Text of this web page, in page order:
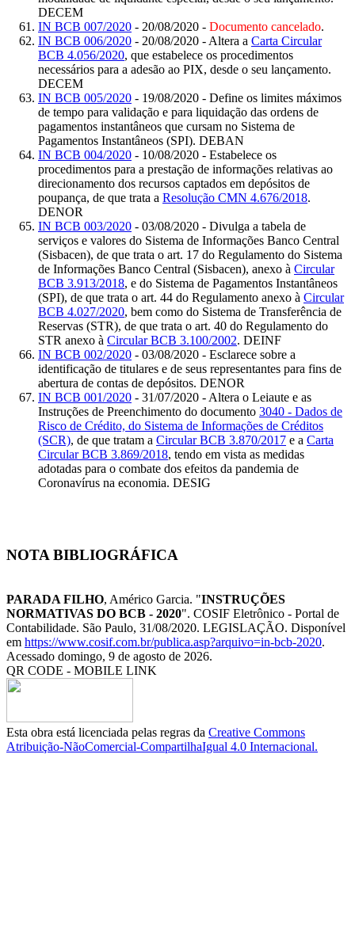
DECEM
IN BCB 007/2020 - 20/08/2020 - Documento cancelado.
IN BCB 006/2020 - 20/08/2020 - Altera a Carta Circular
BCB 4.056/2020, que estabelece os procedimentos
necessários para a adesão ao PIX, desde o seu lançamento.
DECEM
IN BCB 005/2020 - 19/08/2020 - Define os limites máximos
de tempo para validação e para liquidação das ordens de
pagamentos instantâneos que cursam no Sistema de
Pagamentos Instantâneos (SPI). DEBAN
IN BCB 004/2020 - 10/08/2020 - Estabelece os
procedimentos para a prestação de informações relativas ao
direcionamento dos recursos captados em depósitos de
poupança, de que trata a Resolução CMN 4.676/2018.
DENOR
IN BCB 003/2020 - 03/08/2020 - Divulga a tabela de
serviços e valores do Sistema de Informações Banco Central
(Sisbacen), de que trata o art. 17 do Regulamento do Sistema
de Informações Banco Central (Sisbacen), anexo à Circular
BCB 3.913/2018, e do Sistema de Pagamentos Instantâneos
(SPI), de que trata o art. 44 do Regulamento anexo à Circular
BCB 4.027/2020, bem como do Sistema de Transferência de
Reservas (STR), de que trata o art. 40 do Regulamento do
STR anexo à Circular BCB 3.100/2002. DEINF
IN BCB 002/2020 - 03/08/2020 - Esclarece sobre a
identificação de titulares e de seus representantes para fins de
abertura de contas de depósitos. DENOR
IN BCB 001/2020 - 31/07/2020 - Altera o Leiaute e as
Instruções de Preenchimento do documento 3040 - Dados de
Risco de Crédito, do Sistema de Informações de Créditos
(SCR), de que tratam a Circular BCB 3.870/2017 e a Carta
Circular BCB 3.869/2018, tendo em vista as medidas
adotadas para o combate dos efeitos da pandemia de
Coronavírus na economia. DESIG
NOTA BIBLIOGRÁFICA
PARADA FILHO, Américo Garcia. "INSTRUÇÕES
NORMATIVAS DO BCB - 2020". COSIF Eletrônico - Portal de
Contabilidade. São Paulo, 31/08/2020. LEGISLAÇÃO. Disponível
em https://www.cosif.com.br/publica.asp?arquivo=in-bcb-2020.
Acessado domingo, 9 de agosto de 2026.
QR CODE - MOBILE LINK
Esta obra está licenciada pelas regras da Creative Commons
Atribuição-NãoComercial-CompartilhaIgual 4.0 Internacional.